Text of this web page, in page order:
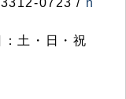
0723 / h
土・日・祝